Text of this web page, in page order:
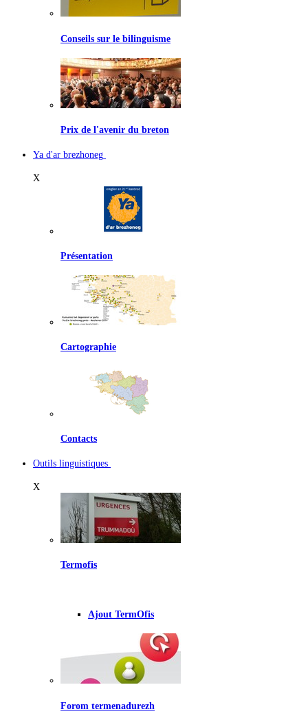
Conseils sur le bilinguisme
Prix de l'avenir du breton
Ya d'ar brezhoneg
X
Présentation
Cartographie
Contacts
Outils linguistiques
X
Termofis
Ajout TermOfis
Forom termenadurezh